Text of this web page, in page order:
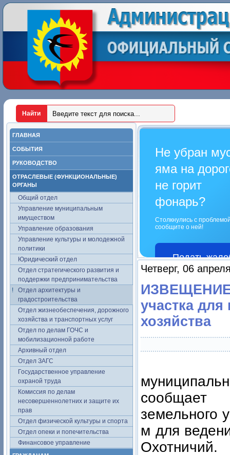
ГЛАВНАЯ
СОБЫТИЯ
РУКОВОДСТВО
ОТРАСЛЕВЫЕ (ФУНКЦИОНАЛЬНЫЕ)
ОРГАНЫ
Общий отдел
Управление муниципальным
имуществом
Управление образования
Управление культуры и молодежной
политики
Юридический отдел
Отдел стратегического развития и
поддержки предпринимательства
Отдел архитектуры и
градостроительства
Отдел жизнеобеспечения, дорожного
хозяйства и транспортных услуг
Отдел по делам ГОЧС и
мобилизационной работе
Архивный отдел
Отдел ЗАГС
Государственное управление
охраной труда
Комиссия по делам
несовершеннолетних и защите их
прав
Отдел физической культуры и спорта
Отдел опеки и попечительства
Финансовое управление
Не убран
яма на
не горит
фонарь?
Столкнулись с
сообщите о ней!
Подать
Четверг, 06
ИЗВЕЩЕНИЕ
участка
хозяйства
сообщает
земельного
м для
Охотничий.